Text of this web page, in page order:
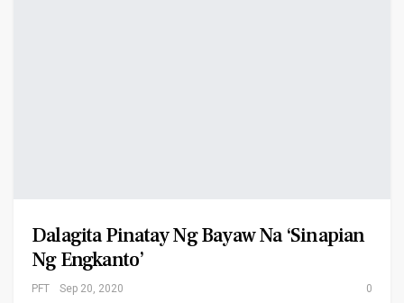
Dalagita Pinatay Ng Bayaw Na ‘sinapian
Ng Engkanto’
PFT Sep 20, 2020 0